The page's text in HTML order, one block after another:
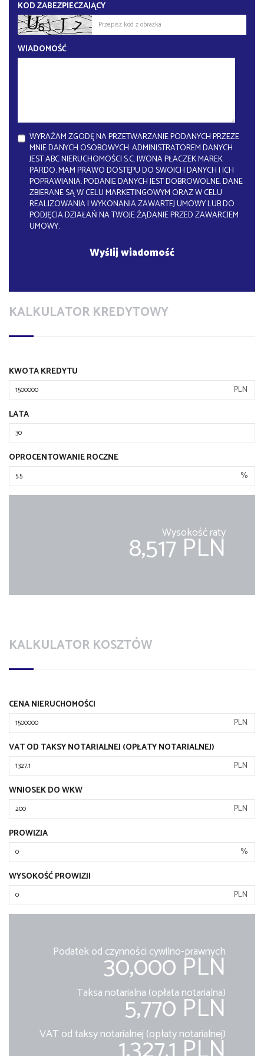
KOD ZABEZPIECZAJĄCY
WIADOMOŚĆ
WYRAŻAM ZGODĘ NA PRZETWARZANIE PODANYCH PRZEZE
MNIE DANYCH OSOBOWYCH. ADMINISTRATOREM DANYCH
JEST ABC NIERUCHOMOŚCI S.C. IWONA PŁACZEK MAREK
PARDO. MAM PRAWO DOSTĘPU DO SWOICH DANYCH I ICH
POPRAWIANIA. PODANIE DANYCH JEST DOBROWOLNE. DANE
ZBIERANE SĄ W CELU MARKETINGOWYM ORAZ W CELU
REALIZOWANIA I WYKONANIA ZAWARTEJ UMOWY LUB DO
PODJĘCIA DZIAŁAŃ NA TWOJE ŻĄDANIE PRZED ZAWARCIEM
UMOWY.
KALKULATOR KREDYTOWY
KWOTA KREDYTU
PLN
LATA
OPROCENTOWANIE ROCZNE
%
Wysokość raty
8,517 PLN
KALKULATOR KOSZTÓW
CENA NIERUCHOMOŚCI
PLN
VAT OD TAKSY NOTARIALNEJ (OPŁATY NOTARIALNEJ)
PLN
WNIOSEK DO WKW
PLN
PROWIZJA
%
WYSOKOŚĆ PROWIZJI
PLN
Podatek od czynności cywilno-prawnych
30,000 PLN
Taksa notarialna (opłata notarialna)
5,770 PLN
VAT od taksy notarialnej (opłaty notarialnej)